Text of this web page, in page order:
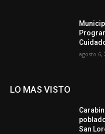
agosto 6,
LO MAS VISTO
San